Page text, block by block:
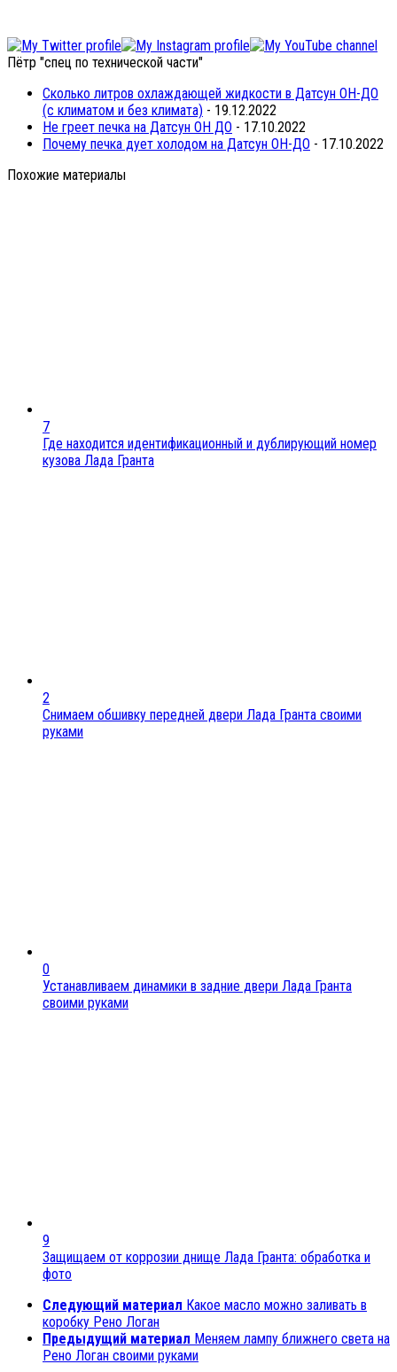
Пётр "спец по технической части"
Сколько литров охлаждающей жидкости в Датсун ОН-ДО
(с климатом и без климата) - 19.12.2022
Не греет печка на Датсун ОН ДО - 17.10.2022
Почему печка дует холодом на Датсун ОН-ДО - 17.10.2022
Похожие материалы
7
Где находится идентификационный и дублирующий номер
кузова Лада Гранта
2
Снимаем обшивку передней двери Лада Гранта своими
руками
0
Устанавливаем динамики в задние двери Лада Гранта
своими руками
9
Защищаем от коррозии днище Лада Гранта: обработка и
фото
Следующий материал Какое масло можно заливать в
коробку Рено Логан
Предыдущий материал Меняем лампу ближнего света на
Рено Логан своими руками